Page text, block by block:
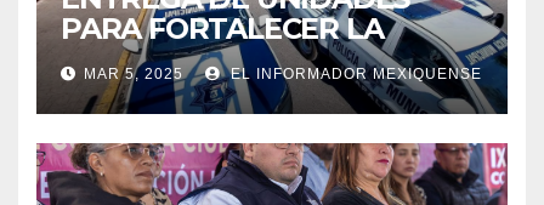
PARA FORTALECER LA
SEGURIDAD EN IXTAPALUCA
MAR 5, 2025 EL INFORMADOR MEXIQUENSE